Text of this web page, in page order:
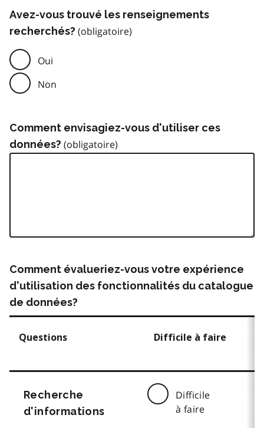
Avez-vous trouvé les renseignements
recherchés?
Oui
Non
Comment envisagiez-vous d'utiliser ces
données?
Comment évalueriez-vous votre expérience
d'utilisation des fonctionnalités du catalogue
de données?
Questions Difficile à faire
Recherche
d'informations
Difficile
à faire